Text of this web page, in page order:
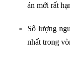
án mới rất
Số lượng
nhất trong